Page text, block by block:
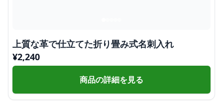
上質な革で仕立てた折り畳み式名刺入れ
¥2,240
商品の詳細を見る